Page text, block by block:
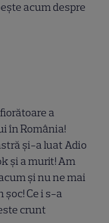
acum despre
a
în România!
și-a luat Adio
și a murit! Am
și nu ne mai
șoc! Ce i s-a
crunt